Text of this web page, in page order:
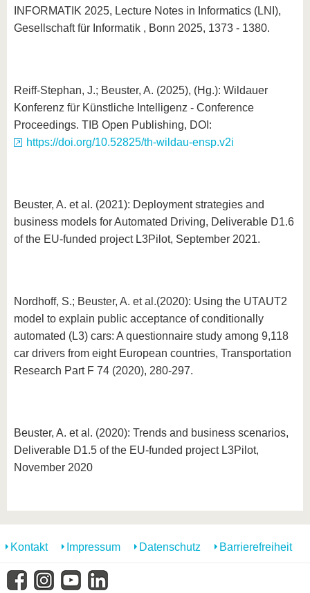
INFORMATIK 2025, Lecture Notes in Informatics (LNI),
Gesellschaft für Informatik , Bonn 2025, 1373 - 1380.
Reiff-Stephan, J.; Beuster, A. (2025), (Hg.): Wildauer
Konferenz für Künstliche Intelligenz - Conference
Proceedings. TIB Open Publishing, DOI:
https://doi.org/10.52825/th-wildau-ensp.v2i
Beuster, A. et al. (2021): Deployment strategies and
business models for Automated Driving, Deliverable D1.6
of the EU-funded project L3Pilot, September 2021.
Nordhoff, S.; Beuster, A. et al.(2020): Using the UTAUT2
model to explain public acceptance of conditionally
automated (L3) cars: A questionnaire study among 9,118
car drivers from eight European countries, Transportation
Research Part F 74 (2020), 280-297.
Beuster, A. et al. (2020): Trends and business scenarios,
Deliverable D1.5 of the EU-funded project L3Pilot,
November 2020
Kontakt Impressum Datenschutz Barrierefreiheit